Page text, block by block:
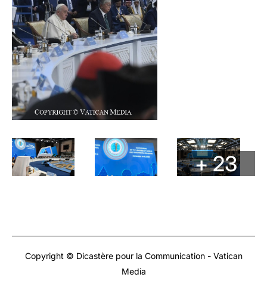
+ 23
Copyright © Dicastère pour la Communication - Vatican
Media